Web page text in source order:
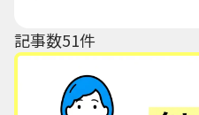
記事数51件